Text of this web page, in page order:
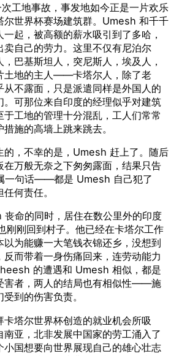
工地事故，事发地如今正是一片欢乐
世界杯赛场建筑群。Umesh 和千千
起，被高额的薪水吸引到了多哈，
卖自己的劳力。这里不仅有尼泊尔
，巴基斯坦人，突尼斯人，埃及人，
土地的主人——卡塔尔人，除了老
从不露面，只是派遣同样是外国人的
。可那位来自印度的经理似乎对建筑
于工地的管理十分混乱，工人们常常
施的高墙上跳来跳去。
的，不幸的是，Umesh 赶上了。随后
在万般无奈之下匆匆露面，结果只告
一句话——都是 Umesh 自己犯了
何责任。
命的同时，居住在数公里外的印度
刚刚回到村子。他已经在卡塔尔工作
以为能赚一大笔钱衣锦还乡，没想到
反而带着一身伤痛回来，连劳动能力
的遭遇和 Umesh 相似，都是
害者，两人的结局也有相似性——施
到的伤害负责。
卡塔尔世界杯创造的就业机会所吸
南亚，北非发展中国家的劳工涌入了
小国想要向世界展现自己的雄心壮志